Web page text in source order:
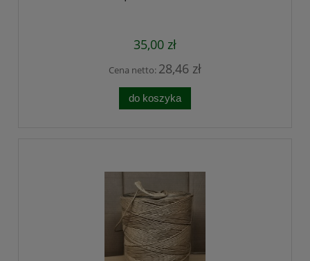
35,00 zł
Cena netto: 28,46 zł
do koszyka